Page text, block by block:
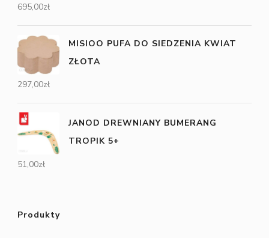
695,00zł
MISIOO PUFA DO SIEDZENIA KWIAT
ZŁOTA
297,00zł
JANOD DREWNIANY BUMERANG
TROPIK 5+
51,00zł
Produkty